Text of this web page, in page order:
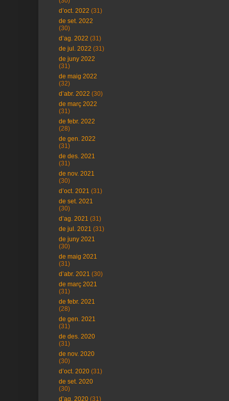
d’oct. 2022 (31)
de set. 2022
(30)
d’ag. 2022 (31)
de jul. 2022 (31)
de juny 2022
(31)
de maig 2022
(32)
d’abr. 2022 (30)
de març 2022
(31)
de febr. 2022
(28)
de gen. 2022
(31)
de des. 2021
(31)
de nov. 2021
(30)
d’oct. 2021 (31)
de set. 2021
(30)
d’ag. 2021 (31)
de jul. 2021 (31)
de juny 2021
(30)
de maig 2021
(31)
d’abr. 2021 (30)
de març 2021
(31)
de febr. 2021
(28)
de gen. 2021
(31)
de des. 2020
(31)
de nov. 2020
(30)
d’oct. 2020 (31)
de set. 2020
(30)
d’ag. 2020 (31)